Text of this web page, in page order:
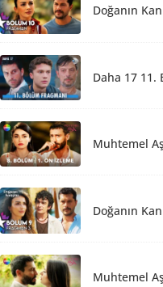
Doğanın
Daha 17 11.
Muhtemel
Doğanın
Muhtemel